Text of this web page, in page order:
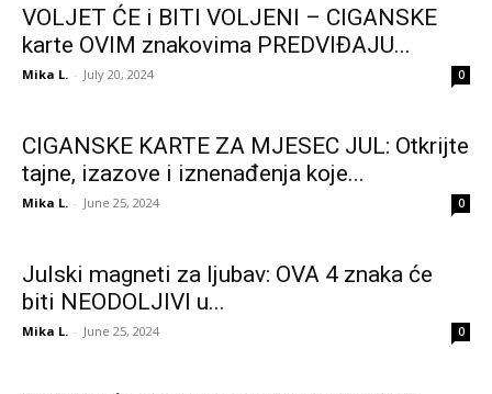
VOLJET ĆE i BITI VOLJENI – CIGANSKE
karte OVIM znakovima PREDVIĐAJU...
Mika L. - July 20, 2024 0
CIGANSKE KARTE ZA MJESEC JUL: Otkrijte
tajne, izazove i iznenađenja koje...
Mika L. - June 25, 2024 0
Julski magneti za ljubav: OVA 4 znaka će
biti NEODOLJIVI u...
Mika L. - June 25, 2024 0